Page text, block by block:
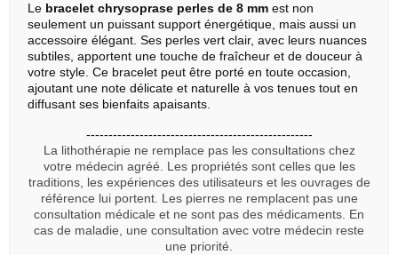
Le bracelet chrysoprase perles de 8 mm est non
seulement un puissant support énergétique, mais aussi un
accessoire élégant. Ses perles vert clair, avec leurs nuances
subtiles, apportent une touche de fraîcheur et de douceur à
votre style. Ce bracelet peut être porté en toute occasion,
ajoutant une note délicate et naturelle à vos tenues tout en
diffusant ses bienfaits apaisants.
---------------------------------------------------
La lithothérapie ne remplace pas les consultations chez
votre médecin agréé. Les propriétés sont celles que les
traditions, les expériences des utilisateurs et les ouvrages de
référence lui portent. Les pierres ne remplacent pas une
consultation médicale et ne sont pas des médicaments. En
cas de maladie, une consultation avec votre médecin reste
une priorité.